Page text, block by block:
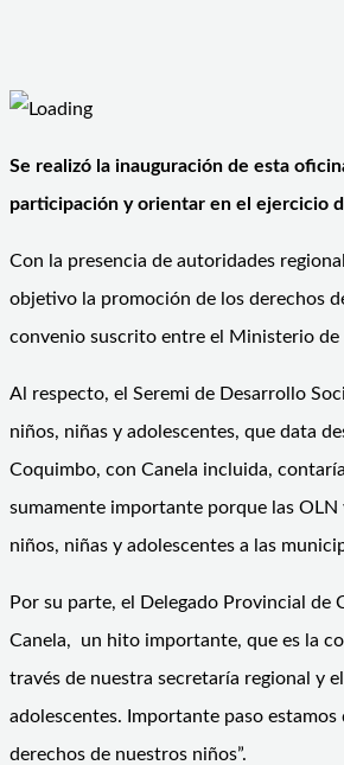
Se realizó la inauguración de esta
participación y orientar en el ejercicio
Con la presencia de autoridades
objetivo la promoción de los derechos
convenio suscrito entre el Ministerio de
Al respecto, el Seremi de Desarrollo
niños, niñas y adolescentes, que data
Coquimbo, con Canela incluida,
sumamente importante porque las
niños, niñas y adolescentes a las
Por su parte, el Delegado Provincial de
Canela, un hito importante, que es la
través de nuestra secretaría regional y
adolescentes. Importante paso
derechos de nuestros niños”.